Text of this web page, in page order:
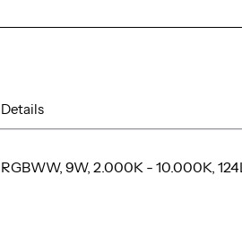
Details
RGBWW, 9W, 2.000K - 10.000K,